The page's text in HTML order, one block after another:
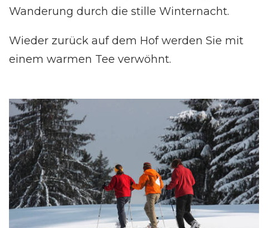
Wanderung durch die stille Winternacht.
Wieder zurück auf dem Hof werden Sie mit
einem warmen Tee verwöhnt.